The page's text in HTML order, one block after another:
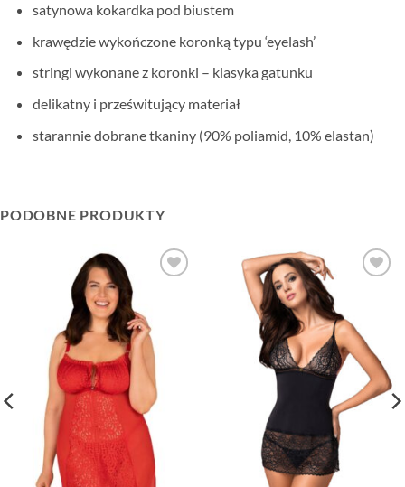
satynowa kokardka pod biustem
krawędzie wykończone koronką typu ‘eyelash’
stringi wykonane z koronki – klasyka gatunku
delikatny i prześwitujący materiał
starannie dobrane tkaniny (90% poliamid, 10% elastan)
PODOBNE PRODUKTY